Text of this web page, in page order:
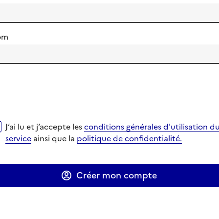
lu et j‘accepte lesconditions générales d'utilisation du
dans un nouvel onglet
dans un nouvel onglet
J‘ai lu et j‘accepte lesconditions générales d'utilisation du
service ainsi que la politique de confidentialité.
Créer mon compte